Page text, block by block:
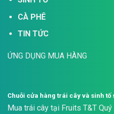
CÀ PHÊ
TIN TỨC
ỨNG DỤNG MUA HÀNG
Chuỗi cửa hàng trái cây và sinh tố
Mua trái cây tại Fruits T&T